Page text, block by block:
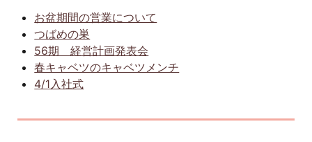
お盆期間の営業について
つばめの巣
56期 経営計画発表会
春キャベツのキャベツメンチ
4/1入社式